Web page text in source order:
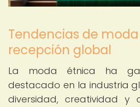
Tendencias de
recepción global
La moda étnica ha
destacado en la industria
diversidad, creatividad y